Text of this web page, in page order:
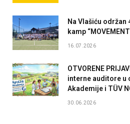
Na Vlašiću
kamp
16.07.2026
OTVORENE
interne auditore
Akademije i TÜV
30.06.2026